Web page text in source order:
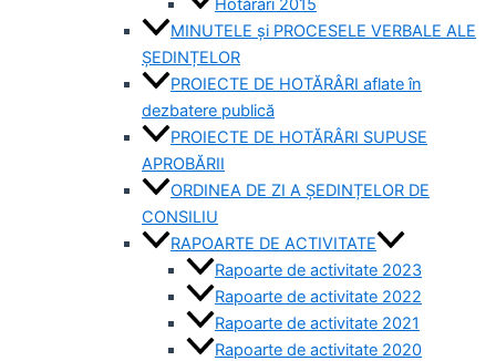
MINUTELE și PROCESELE VERBALE ALE
ȘEDINȚELOR
PROIECTE DE HOTĂRÂRI aflate în
dezbatere publică
PROIECTE DE HOTĂRÂRI SUPUSE
APROBĂRII
ORDINEA DE ZI A ȘEDINȚELOR DE
CONSILIU
RAPOARTE DE ACTIVITATE
Rapoarte de activitate 2023
Rapoarte de activitate 2022
Rapoarte de activitate 2021
Rapoarte de activitate 2020